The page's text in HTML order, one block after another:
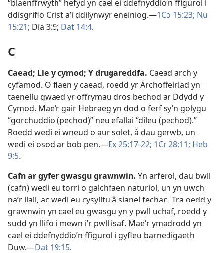
“blaenffrwyth” hefyd yn cael ei ddefnyddio’n ffigurol i
ddisgrifio Crist a’i ddilynwyr eneiniog.—1Co 15:23; Nu
15:21; Dia 3:9; Dat 14:4.
C
Caead; Lle y cymod; Y drugareddfa. Caead arch y
cyfamod. O flaen y caead, roedd yr Archoffeiriad yn
taenellu gwaed yr offrymau dros bechod ar Ddydd y
Cymod. Mae’r gair Hebraeg yn dod o ferf sy’n golygu
“gorchuddio (pechod)” neu efallai “dileu (pechod).”
Roedd wedi ei wneud o aur solet, â dau gerwb, un
wedi ei osod ar bob pen.—Ex 25:17-22; 1Cr 28:11; Heb
9:5.
Cafn ar gyfer gwasgu grawnwin. Yn arferol, dau bwll
(cafn) wedi eu torri o galchfaen naturiol, un yn uwch
na’r llall, ac wedi eu cysylltu â sianel fechan. Tra oedd y
grawnwin yn cael eu gwasgu yn y pwll uchaf, roedd y
sudd yn llifo i mewn i’r pwll isaf. Mae’r ymadrodd yn
cael ei ddefnyddio’n ffigurol i gyfleu barnedigaeth
Duw.—Dat 19:15.